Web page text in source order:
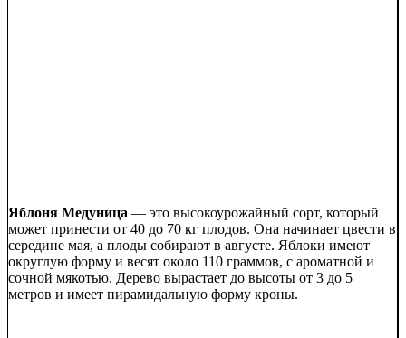
Яблоня Медуница — это высокоурожайный сорт, который
может принести от 40 до 70 кг плодов. Она начинает цвести в
середине мая, а плоды собирают в августе. Яблоки имеют
округлую форму и весят около 110 граммов, с ароматной и
сочной мякотью. Дерево вырастает до высоты от 3 до 5
метров и имеет пирамидальную форму кроны.